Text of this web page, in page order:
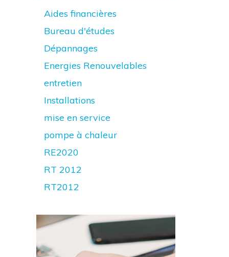
Aides financières
Bureau d'études
Dépannages
Energies Renouvelables
entretien
Installations
mise en service
pompe à chaleur
RE2020
RT 2012
RT2012